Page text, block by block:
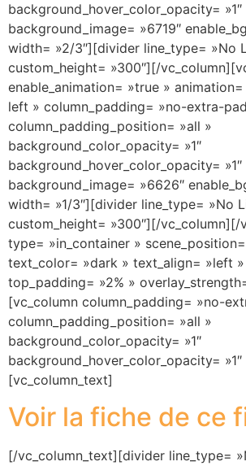
background_hover_color_opacity= »1″
background_image= »6719″
width= »2/3″][divider line_type= »No
custom_height= »300″][/
enable_animation= »true »
left » column_padding= »no-extra-
column_padding_position= »all »
background_color_opacity= »1″
background_hover_color_opacity= »1″
background_image= »6626″
width= »1/3″][divider line_type= »No
custom_height= »300″][/
type= »in_container »
text_color= »dark » text_align= »left »
top_padding= »2% »
[vc_column column_padding= »no-
column_padding_position= »all »
background_color_opacity= »1″
background_hover_color_opacity=
[vc_column_text]
Voir la fiche de ce
[/vc_column_text][divider line_type=